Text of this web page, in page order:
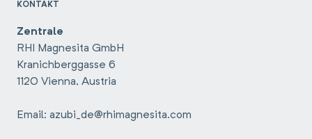
KONTAKT
Zentrale
RHI Magnesita GmbH
Kranichberggasse 6
1120 Vienna, Austria
Email: azubi_de@rhimagnesita.com